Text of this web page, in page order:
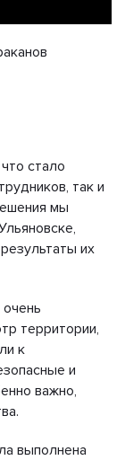
стало
так и
мы
их
территории,
к
и
важно,
выполнена